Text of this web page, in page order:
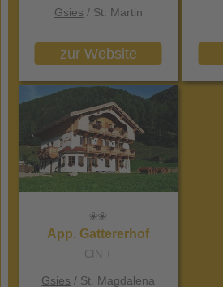
Gsies / St. Martin
zur Website
App. Gattererhof
CIN +
Gsies / St. Magdalena